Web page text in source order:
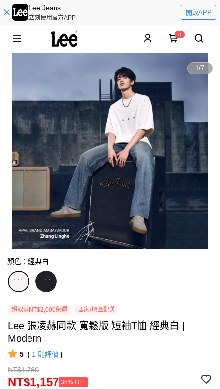
Lee Jeans
立刻使用官方APP
開啟APP
0
1/7
顏色：經典白
超取滿NT$2,000免運 國家/地區配送
Lee 張凌赫同款 寬鬆版 短袖T恤 經典白 |
Modern
5 ( 1 則評價 )
NT$1,780
NT$1,157 35% OFF